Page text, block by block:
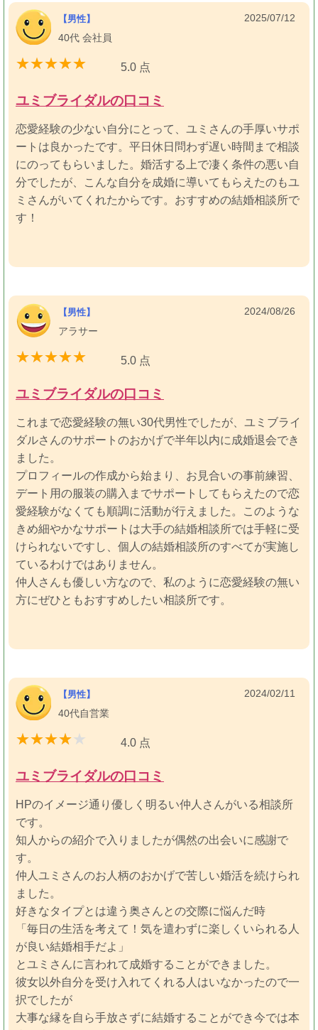
会員の性格を踏まえて、アドバイスをするか見守るかな
どその時の状況なども加味して決めているそうで、個人
価格も他と比較して決めましたが、かなり良心的だと思
無料相談から成婚退会までは5ヶ月ほどで、振り返ると
色々ありましたが、婚活を通して自分自身とかなり向き
合えてとても成長できたと思います。
それは本当にユミさんのサービスがあってこそだったの
でとても感謝しています。身近な人にもオススメしたい
です。
【男性】
40代 会社員
2025/07/12
5.0 点
ユミブライダルの口コミ
恋愛経験の少ない自分にとって、ユミさんの手厚いサポ
ートは良かったです。平日休日問わず遅い時間まで相談
にのってもらいました。婚活する上で凄く条件の悪い自
分でしたが、こんな自分を成婚に導いてもらえたのもユ
ミさんがいてくれたからです。おすすめの結婚相談所で
す！
【男性】
アラサー
2024/08/26
5.0 点
ユミブライダルの口コミ
これまで恋愛経験の無い30代男性でしたが、ユミブライ
ダルさんのサポートのおかげで半年以内に成婚退会でき
ました。
プロフィールの作成から始まり、お見合いの事前練習、
デート用の服装の購入までサポートしてもらえたので恋
愛経験がなくても順調に活動が行えました。このような
きめ細やかなサポートは大手の結婚相談所では手軽に受
けられないですし、個人の結婚相談所のすべてが実施し
ているわけではありません。
仲人さんも優しい方なので、私のように恋愛経験の無い
方にぜひともおすすめしたい相談所です。
【男性】
40代自営業
2024/02/11
4.0 点
ユミブライダルの口コミ
HPのイメージ通り優しく明るい仲人さんがいる相談所
です。
知人からの紹介で入りましたが偶然の出会いに感謝で
す。
仲人ユミさんのお人柄のおかげで苦しい婚活を続けられ
ました。
好きなタイプとは違う奥さんとの交際に悩んだ時
「毎日の生活を考えて！気を遣わずに楽しくいられる人
が良い結婚相手だよ」
とユミさんに言われて成婚することができました。
彼女以外自分を受け入れてくれる人はいなかったので一
択でしたが
大事な縁を自ら手放さずに結婚することができ今では本